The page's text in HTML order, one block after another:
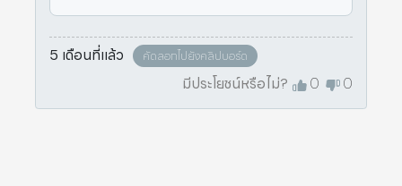
5 เดือนที่แล้ว คัดลอกไปยังคลิปบอร์ด
มีประโยชน์หรือไม่? 0 0